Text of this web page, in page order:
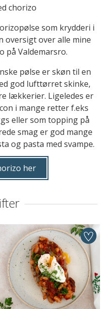
chorizo
som krydderi i
oversigt over alle mine
på Valdemarsro.
pølse er skøn til en
god lufttørret skinke,
lækkerier. Ligeledes er
i mange retter f.eks
eller som topping på
smag er god mange
og pasta med svampe.
her